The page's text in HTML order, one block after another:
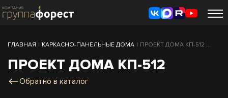
ГЛАВНАЯ | КАРКАСНО-ПАНЕЛЬНЫЕ ДОМА | ПРОЕКТ ДОМА КП-512 ...
ПРОЕКТ ДОМА КП-512
Обратно в каталог